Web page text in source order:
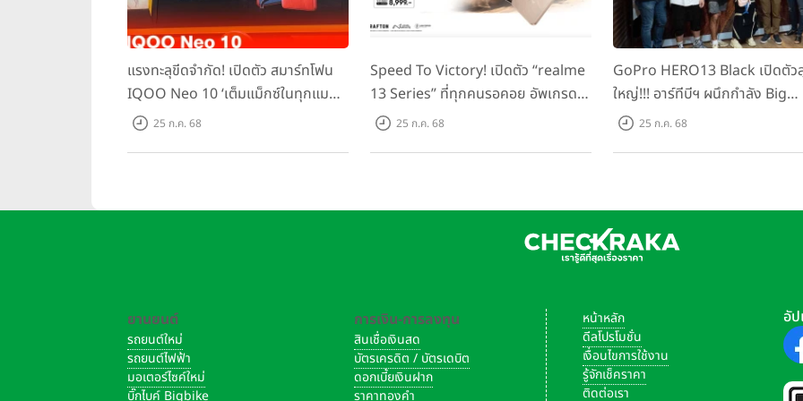
แรงทะลุขีดจำกัด! เปิดตัว สมาร์ทโฟน
IQOO Neo 10 ‘เต็มแม็กซ์ในทุกแมตช์’
ในราคาเริ่มต้นเพียง 15,900 บาท
25 ก.ค. 68
Speed To Victory! เปิดตัว “realme
13 Series” ที่ทุกคนรอคอย อัพเกรด
ชิปเซ็ตตัวแรง ขึ้นแท่น Gaming
25 ก.ค. 68
GoPro HERO13 Black เปิดตั
ใหญ่!!! อาร์ทีบีฯ ผนึกกำลัง Big
Camera และ GoPro จัดกิจกร
25 ก.ค. 68
ยานยนต์
รถยนต์ใหม่
รถยนต์ไฟฟ้า
มอเตอร์ไซค์ใหม่
บิ๊กไบค์ Bigbike
การเงิน-การลงทุน
สินเชื่อเงินสด
บัตรเครดิต / บัตรเดบิต
ดอกเบี้ยเงินฝาก
ราคาทองคำ
หน้าหลัก
ดีลโปรโมชั่น
เงื่อนไขการใช้งาน
รู้จักเช็คราคา
ติดต่อเรา
อั